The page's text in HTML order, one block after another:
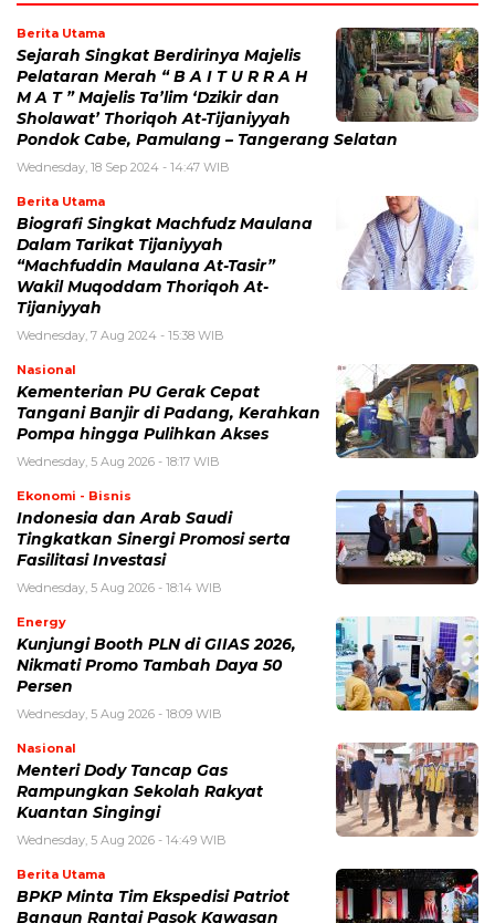
Berita Utama
Sejarah Singkat Berdirinya Majelis
Pelataran Merah “ B A I T U R R A H
M A T ” Majelis Ta’lim ‘Dzikir dan
Sholawat’ Thoriqoh At-Tijaniyyah
Pondok Cabe, Pamulang – Tangerang Selatan
Wednesday, 18 Sep 2024 - 14:47 WIB
Berita Utama
Biografi Singkat Machfudz Maulana
Dalam Tarikat Tijaniyyah
“Machfuddin Maulana At-Tasir”
Wakil Muqoddam Thoriqoh At-
Tijaniyyah
Wednesday, 7 Aug 2024 - 15:38 WIB
Nasional
Kementerian PU Gerak Cepat
Tangani Banjir di Padang, Kerahkan
Pompa hingga Pulihkan Akses
Wednesday, 5 Aug 2026 - 18:17 WIB
Ekonomi - Bisnis
Indonesia dan Arab Saudi
Tingkatkan Sinergi Promosi serta
Fasilitasi Investasi
Wednesday, 5 Aug 2026 - 18:14 WIB
Energy
Kunjungi Booth PLN di GIIAS 2026,
Nikmati Promo Tambah Daya 50
Persen
Wednesday, 5 Aug 2026 - 18:09 WIB
Nasional
Menteri Dody Tancap Gas
Rampungkan Sekolah Rakyat
Kuantan Singingi
Wednesday, 5 Aug 2026 - 14:49 WIB
Berita Utama
BPKP Minta Tim Ekspedisi Patriot
Bangun Rantai Pasok Kawasan